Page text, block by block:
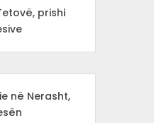
prishi
në Nerasht,